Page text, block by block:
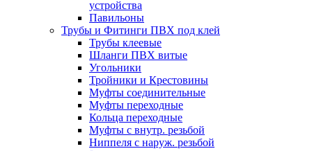
устройства
Павильоны
Трубы и Фитинги ПВХ под клей
Трубы клеевые
Шланги ПВХ витые
Угольники
Тройники и Крестовины
Муфты соединительные
Муфты переходные
Кольца переходные
Муфты с внутр. резьбой
Ниппеля с наруж. резьбой